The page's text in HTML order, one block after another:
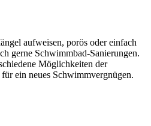
aufweisen, porös oder einfach
gerne Schwimmbad-Sanierungen.
Möglichkeiten der
ein neues Schwimmvergnügen.